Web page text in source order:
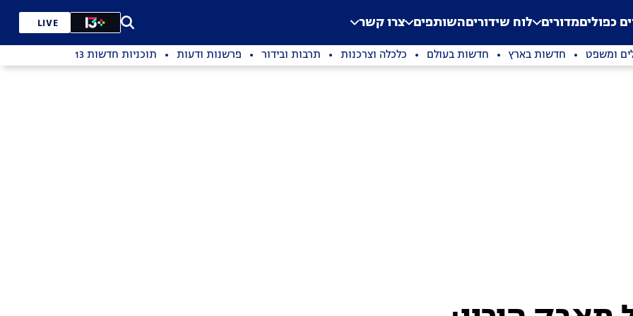
Application error: a
. כפוליםמדורים לוח שידוריםהשותפים צרו קשר LIVE
ומשפט חדשות בארץ חדשות בעולם כלכלה וצרכנות תרבות ובידור פרשנות ודעות תוכניות חדשות 13